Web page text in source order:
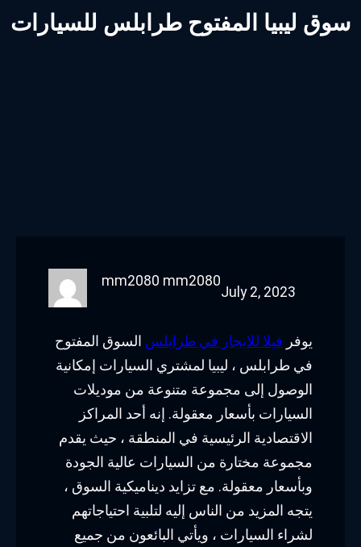
سوق ليبيا المفتوح طرابلس للسيارات
mm2080 mm2080
July 2, 2023
يوفر فيلا للايجار في طرابلس السوق المفتوح
في طرابلس ، ليبيا لمشتري السيارات إمكانية
الوصول إلى مجموعة متنوعة من موديلات
السيارات بأسعار معقولة. إنه أحد المراكز
الاقتصادية الرئيسية في المنطقة ، حيث يقدم
مجموعة مختارة من السيارات عالية الجودة
وبأسعار معقولة. مع تزايد ديناميكية السوق ،
يتجه المزيد من الناس إليه لتلبية احتياجاتهم
لشراء السيارات ، ويأتي البائعون من جميع